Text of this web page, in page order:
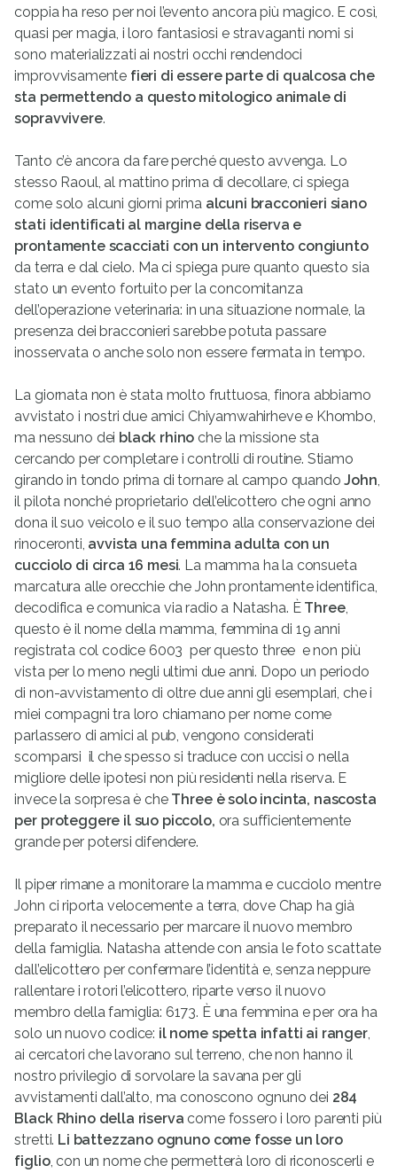
coppia ha reso per noi l’evento ancora più magico. E così,
quasi per magia, i loro fantasiosi e stravaganti nomi si
sono materializzati ai nostri occhi rendendoci
improvvisamente fieri di essere parte di qualcosa che
sta permettendo a questo mitologico animale di
sopravvivere.
Tanto c’è ancora da fare perché questo avvenga. Lo
stesso Raoul, al mattino prima di decollare, ci spiega
come solo alcuni giorni prima alcuni bracconieri siano
stati identificati al margine della riserva e
prontamente scacciati con un intervento congiunto
da terra e dal cielo. Ma ci spiega pure quanto questo sia
stato un evento fortuito per la concomitanza
dell’operazione veterinaria: in una situazione normale, la
presenza dei bracconieri sarebbe potuta passare
inosservata o anche solo non essere fermata in tempo.
La giornata non è stata molto fruttuosa, finora abbiamo
avvistato i nostri due amici Chiyamwahirheve e Khombo,
ma nessuno dei black rhino che la missione sta
cercando per completare i controlli di routine. Stiamo
girando in tondo prima di tornare al campo quandoJohn,
il pilota nonché proprietario dell’elicottero che ogni anno
dona il suo veicolo e il suo tempo alla conservazione dei
rinoceronti, avvista una femmina adulta con un
cucciolo di circa 16 mesi. La mamma ha la consueta
marcatura alle orecchie che John prontamente identifica,
decodifica e comunica via radio a Natasha. È Three,
questo è il nome della mamma, femmina di 19 anni
registrata col codice 6003  per questo three  e non più
vista per lo meno negli ultimi due anni. Dopo un periodo
di non-avvistamento di oltre due anni gli esemplari, che i
miei compagni tra loro chiamano per nome come
parlassero di amici al pub, vengono considerati
scomparsi  il che spesso si traduce con uccisi o nella
migliore delle ipotesi non più residenti nella riserva. E
invece la sorpresa è che Three è solo incinta, nascosta
per proteggere il suo piccolo, ora sufficientemente
grande per potersi difendere.
Il piper rimane a monitorare la mamma e cucciolo mentre
John ci riporta velocemente a terra, dove Chap ha già
preparato il necessario per marcare il nuovo membro
della famiglia. Natasha attende con ansia le foto scattate
dall’elicottero per confermare l’identità e, senza neppure
rallentare i rotori l’elicottero, riparte verso il nuovo
membro della famiglia: 6173. È una femmina e per ora ha
solo un nuovo codice: il nome spetta infatti ai ranger,
ai cercatori che lavorano sul terreno, che non hanno il
nostro privilegio di sorvolare la savana per gli
avvistamenti dall’alto, ma conoscono ognuno dei 284
Black Rhino della riserva come fossero i loro parenti più
stretti. Li battezzano ognuno come fosse un loro
figlio, con un nome che permetterà loro di riconoscerli e